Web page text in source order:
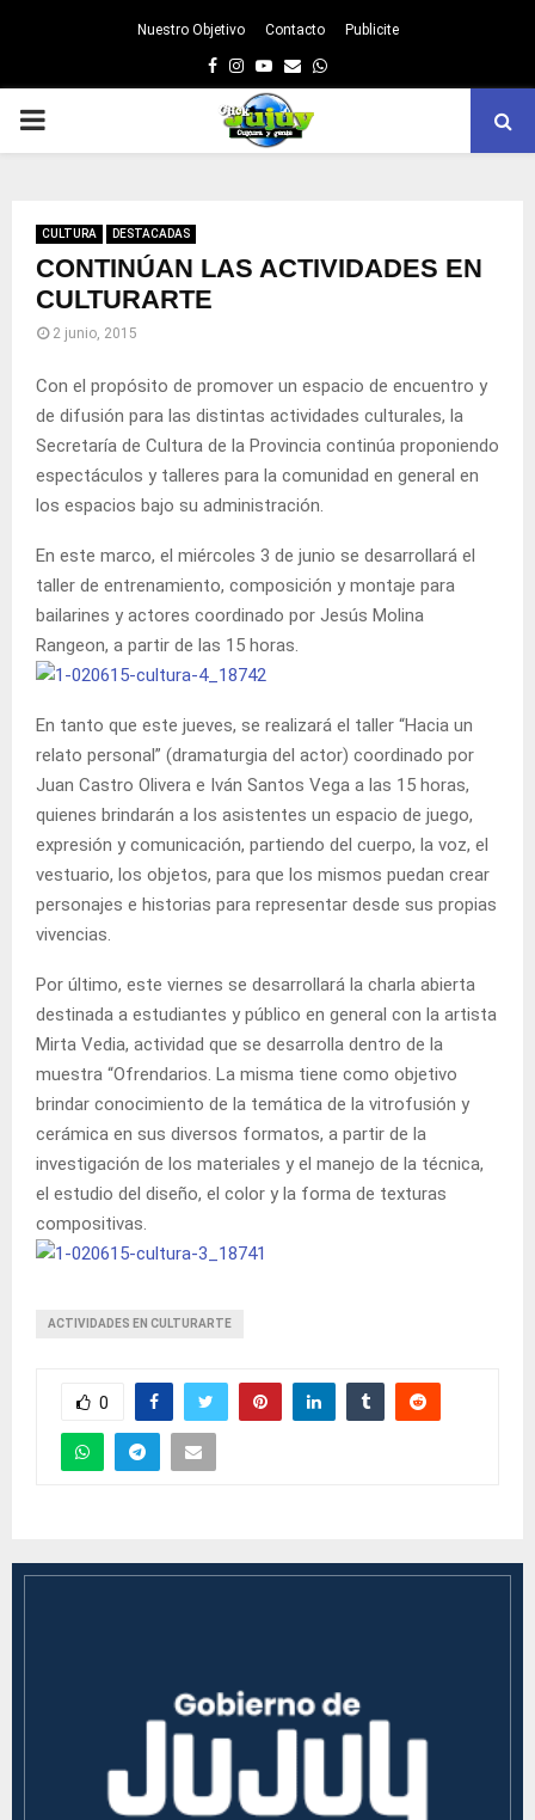
Nuestro Objetivo Contacto Publicite
Facebook
Instagram
Youtube
EmailWhatsapp
PRIMARY
CULTURA DESTACADAS
CONTINÚAN LAS ACTIVIDADES EN
CULTURARTE
2 junio, 2015
Con el propósito de promover un espacio de encuentro y
de difusión para las distintas actividades culturales, la
Secretaría de Cultura de la Provincia continúa proponiendo
espectáculos y talleres para la comunidad en general en
los espacios bajo su administración.
En este marco, el miércoles 3 de junio se desarrollará el
taller de entrenamiento, composición y montaje para
bailarines y actores coordinado por Jesús Molina
Rangeon, a partir de las 15 horas.
En tanto que este jueves, se realizará el taller “Hacia un
relato personal” (dramaturgia del actor) coordinado por
Juan Castro Olivera e Iván Santos Vega a las 15 horas,
quienes brindarán a los asistentes un espacio de juego,
expresión y comunicación, partiendo del cuerpo, la voz, el
vestuario, los objetos, para que los mismos puedan crear
personajes e historias para representar desde sus propias
vivencias.
Por último, este viernes se desarrollará la charla abierta
destinada a estudiantes y público en general con la artista
Mirta Vedia, actividad que se desarrolla dentro de la
muestra “Ofrendarios. La misma tiene como objetivo
brindar conocimiento de la temática de la vitrofusión y
cerámica en sus diversos formatos, a partir de la
investigación de los materiales y el manejo de la técnica,
el estudio del diseño, el color y la forma de texturas
compositivas.
ACTIVIDADES EN CULTURARTE
0